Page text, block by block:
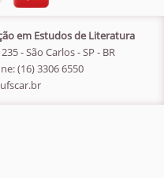
em Estudos de Literatura
- São Carlos - SP - BR
(16) 3306 6550